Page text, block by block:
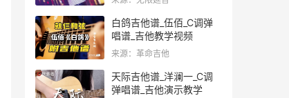
白鸽吉他谱_伍佰_C调弹
唱谱_吉他教学视频
来源：革命吉他
天际吉他谱_洋澜一_C调
弹唱谱_吉他演示教学